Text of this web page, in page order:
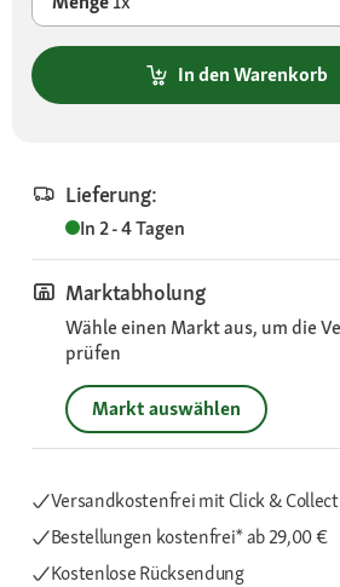
In den Warenkorb
Lieferung:
In 2 - 4 Tagen
Marktabholung
Wähle einen Markt aus, um die
prüfen
Markt auswählen
Versandkostenfrei mit Click & Collect
Bestellungen kostenfrei*ab 29,00 €
Kostenlose Rücksendung